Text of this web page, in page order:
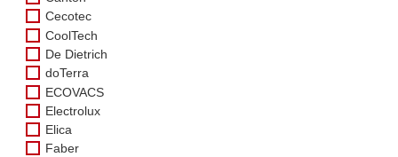
Cecotec
CoolTech
De Dietrich
doTerra
ECOVACS
Electrolux
Elica
Faber